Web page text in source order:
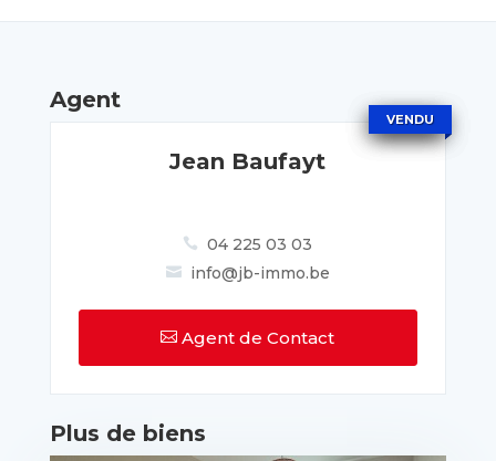
Agent
Jean Baufayt
 04 225 03 03
 info@jb-immo.be
 Agent de Contact
Plus de biens
VENDU
VENDU
VENDU